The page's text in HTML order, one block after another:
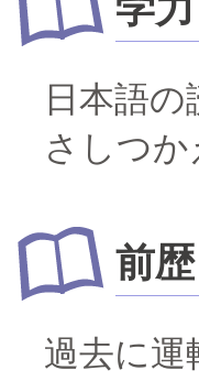
日本語
さしつか
前歴
過去に運